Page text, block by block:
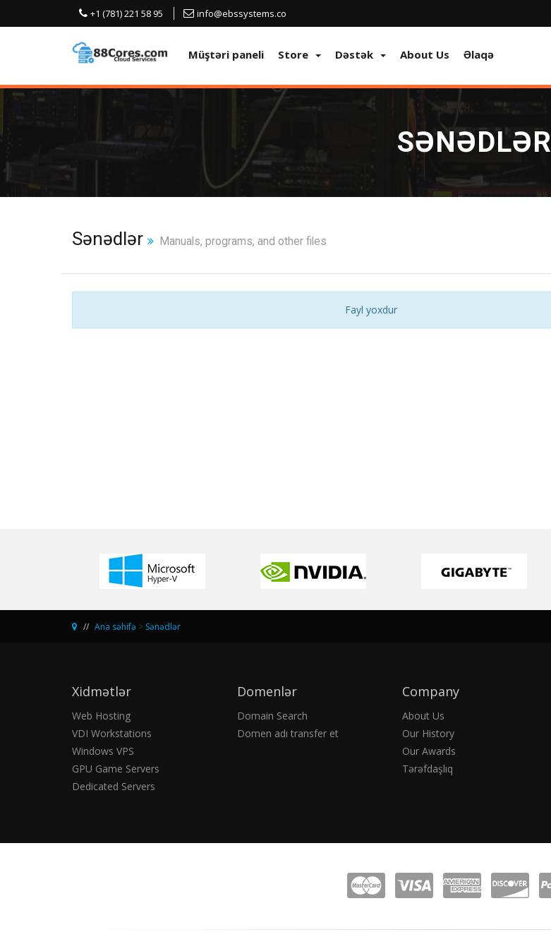
+1 (781) 221 58 95 info@ebssystems.co
Müştəri paneli Store Dəstək About Us Əlaqə
SƏNƏDLƏR
Sənədlər Manuals, programs, and other files
Fayl yoxdur
Ana səhifə > Sənədlər
Xidmətlər
Web Hosting
VDI Workstations
Windows VPS
GPU Game Servers
Dedicated Servers
Domenlər
Domain Search
Domen adı transfer et
Company
About Us
Our History
Our Awards
Tərəfdaşlıq